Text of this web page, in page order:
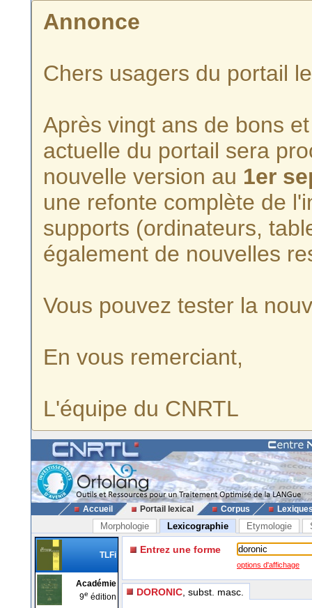
Annonce
Chers usagers du portail
Après vingt ans de bons
actuelle du portail sera
nouvelle version au 1er
une refonte complète de
supports (ordinateurs,
également de nouvelles
Vous pouvez tester la
En vous remerciant,
L'équipe du CNRTL
Accueil Portail lexical Corpus
Morphologie Lexicographie Etymologie
TLFi
Académie
9e édition
Entrez une forme
options d'affichage
DORONIC , subst. masc.